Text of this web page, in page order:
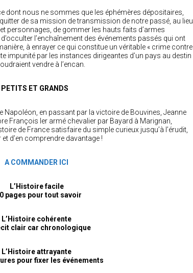
dont nous ne sommes que les éphémères dépositaires,
de sa mission de transmission de notre passé, au lieu
personnages, de gommer les hauts faits d’armes
l’enchaînement des événements passés qui ont
à enrayer ce qui constitue un véritable « crime contre
impunité par les instances dirigeantes d’un pays au destin
vendre à l’encan.
ET GRANDS
Napoléon, en passant par la victoire de Bouvines, Jeanne
François Ier armé chevalier par Bayard à Marignan,
de France satisfaire du simple curieux jusqu’à l’érudit,
d’en comprendre davantage !
A COMMANDER ICI
L’Histoire facile
pages pour tout savoir
L’Histoire cohérente
clair car chronologique
L’Histoire attrayante
pour fixer les événements